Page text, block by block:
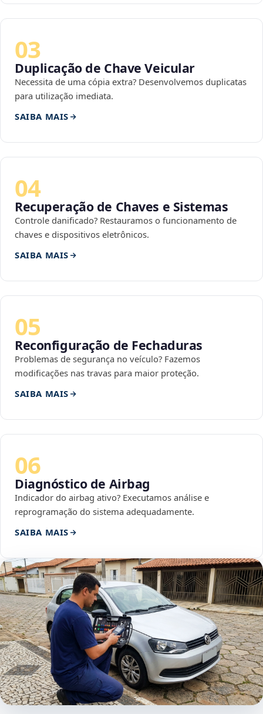
03
Duplicação de Chave Veicular
Necessita de uma cópia extra? Desenvolvemos duplicatas
para utilização imediata.
SAIBA MAIS
04
Recuperação de Chaves e Sistemas
Controle danificado? Restauramos o funcionamento de
chaves e dispositivos eletrônicos.
SAIBA MAIS
05
Reconfiguração de Fechaduras
Problemas de segurança no veículo? Fazemos
modificações nas travas para maior proteção.
SAIBA MAIS
06
Diagnóstico de Airbag
Indicador do airbag ativo? Executamos análise e
reprogramação do sistema adequadamente.
SAIBA MAIS